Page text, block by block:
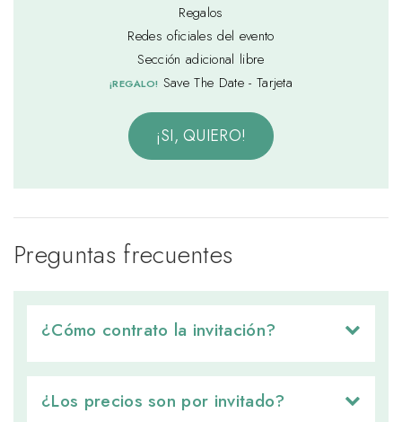
Regalos
Redes oficiales del evento
Sección adicional libre
¡REGALO! Save The Date - Tarjeta
¡SI, QUIERO!
Preguntas frecuentes
¿Cómo contrato la invitación?
¿Los precios son por invitado?